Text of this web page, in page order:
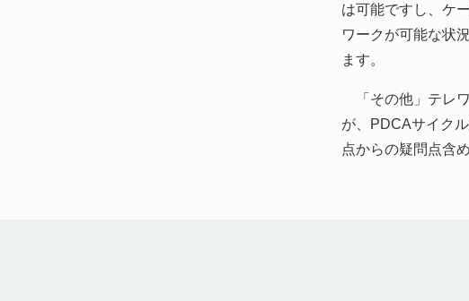
は可能ですし、ケ
ワークが可能な状
ます。
「その他」テレ
が、PDCAサイク
点からの疑問点含